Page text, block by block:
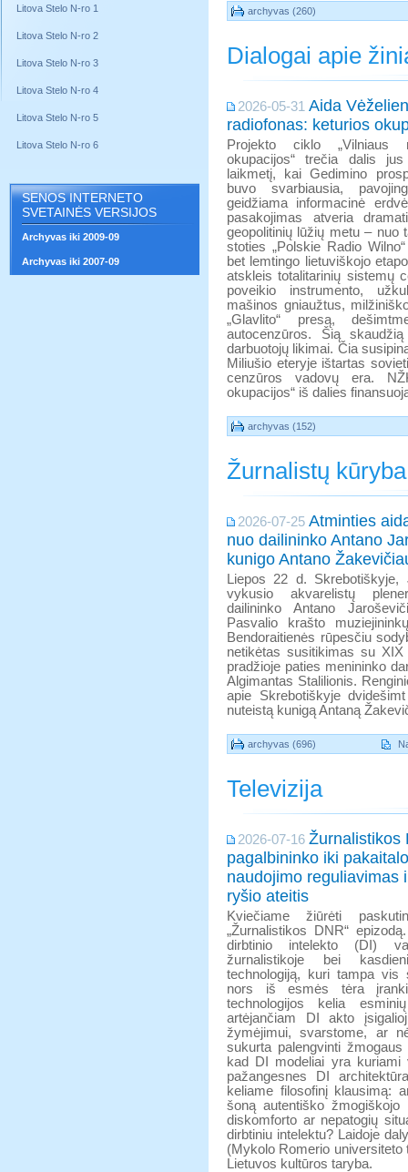
Litova Stelo N-ro 1
Litova Stelo N-ro 2
Litova Stelo N-ro 3
Litova Stelo N-ro 4
Litova Stelo N-ro 5
Litova Stelo N-ro 6
SENOS INTERNETO
SVETAINĖS VERSIJOS
Archyvas iki 2009-09
Archyvas iki 2007-09
archyvas (260)
Dialogai apie
2026-05-31 Aida
radiofonas: keturios
Projekto ciklo „Vilniaus
okupacijos“ trečia dalis
laikmetį, kai Gedimino
buvo svarbiausia,
geidžiama informacinė
pasakojimas atveria
geopolitinių lūžių metu – nuo
stoties „Polskie Radio
bet lemtingo lietuviškojo
atskleis totalitarinių sistemų
poveikio instrumento,
mašinos gniaužtus,
„Glavlito“ presą,
autocenzūros. Šią
darbuotojų likimai. Čia
Miliušio eteryje ištartas
cenzūros vadovų era.
okupacijos“ iš dalies
archyvas (152)
Žurnalistų kūryba
2026-07-25 Atminties
nuo dailininko Antano
kunigo Antano
Liepos 22 d. Skrebotiškyje,
vykusio akvarelistų
dailininko Antano
Pasvalio krašto
Bendoraitienės rūpesčiu
netikėtas susitikimas su
pradžioje paties menininko
Algimantas Stalilionis.
apie Skrebotiškyje
nuteistą kunigą Antaną
archyvas (696)
Televizija
2026-07-16 Žurnalistikos
pagalbininko iki
naudojimo reguliavimas
ryšio ateitis
Kviečiame žiūrėti
„Žurnalistikos DNR“
dirbtinio intelekto (DI)
žurnalistikoje bei
technologiją, kuri tampa vis
nors iš esmės tėra
technologijos kelia
artėjančiam DI akto
žymėjimui, svarstome, ar
sukurta palengvinti
kad DI modeliai yra kuriami
pažangesnes DI
keliame filosofinį klausimą:
šoną autentiško
diskomforto ar nepatogių
dirbtiniu intelektu? Laidoje
(Mykolo Romerio
Lietuvos kultūros taryba.